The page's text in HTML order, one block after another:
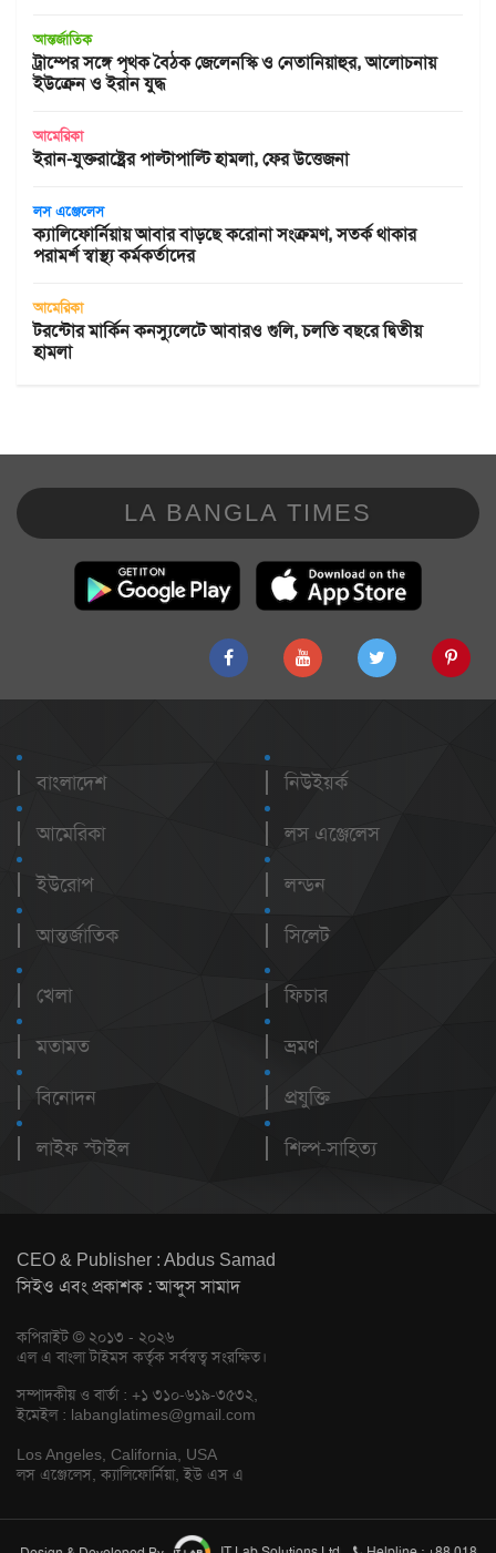
আন্তর্জাতিক
ট্রাম্পের সঙ্গে পৃথক বৈঠক জেলেনস্কি ও নেতানিয়াহুর, আলোচনায়
ইউক্রেন ও ইরান যুদ্ধ
আমেরিকা
ইরান-যুক্তরাষ্ট্রের পাল্টাপাল্টি হামলা, ফের উত্তেজনা
লস এঞ্জেলেস
ক্যালিফোর্নিয়ায় আবার বাড়ছে করোনা সংক্রমণ, সতর্ক থাকার
পরামর্শ স্বাস্থ্য কর্মকর্তাদের
আমেরিকা
টরন্টোর মার্কিন কনস্যুলেটে আবারও গুলি, চলতি বছরে দ্বিতীয়
হামলা
LA BANGLA TIMES
বাংলাদেশ
আমেরিকা
ইউরোপ
আন্তর্জাতিক
নিউইয়র্ক
লস এঞ্জেলেস
লন্ডন
সিলেট
খেলা
মতামত
বিনোদন
লাইফ স্টাইল
ফিচার
ভ্রমণ
প্রযুক্তি
শিল্প-সাহিত্য
CEO & Publisher : Abdus Samad
সিইও এবং প্রকাশক : আব্দুস সামাদ
কপিরাইট © ২০১৩ - ২০২৬
এল এ বাংলা টাইমস কর্তৃক সর্বস্বত্ব সংরক্ষিত।
সম্পাদকীয় ও বার্তা : +১ ৩১০-৬১৯-৩৫৩২,
ইমেইল : labanglatimes@gmail.com
Los Angeles, California, USA
লস এঞ্জেলেস, ক্যালিফোর্নিয়া, ইউ এস এ